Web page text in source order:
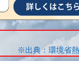
※出典：環境省